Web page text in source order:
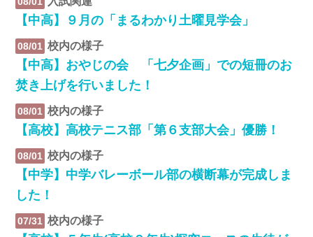
【中高】９月の「まるわかり土曜見学会」
08/01 校内の様子
【中高】おやじの会 「七夕企画」での短冊のお
焚き上げを行いました！
08/01 校内の様子
【高校】高校テニス部「第６支部大会」優勝！
08/01 校内の様子
【中学】中学バレーボール部の横断幕が完成しま
した！
07/31 校内の様子